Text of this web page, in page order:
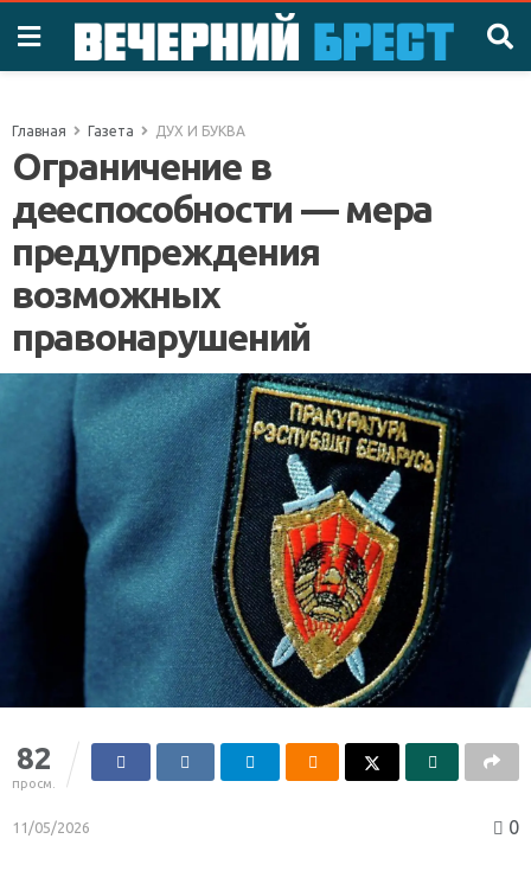
Главная Газета ДУХ И БУКВА
Ограничение в
дееспособности — мера
предупреждения
возможных
правонарушений
82
просм.
11/05/2026 0